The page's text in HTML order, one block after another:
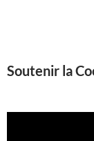
Soutenir la